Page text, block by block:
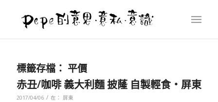
標籤存檔： 平價
赤丑/咖啡 義大利麵 披蕯 自製輕食‧屏東
2017/04/06 / 在： 屏東